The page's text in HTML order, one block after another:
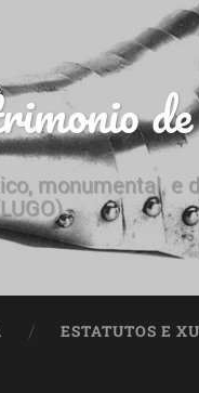
monumental, e
ESTATUTOS E